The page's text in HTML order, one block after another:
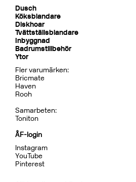
Dusch
Köksblandare
Diskhoar
Tvättställsblandare
Inbyggnad
Badrumstillbehör
Ytor
Fler varumärken:
Bricmate
Haven
Rooh
Samarbeten:
Toniton
ÅF-login
Instagram
YouTube
Pinterest